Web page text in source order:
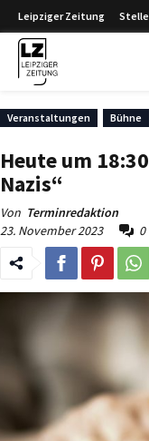
Leipziger Zeitung
Veranstaltungen Bühne
Heute um
Nazis“
Von Terminredaktion
23. November 2023
0